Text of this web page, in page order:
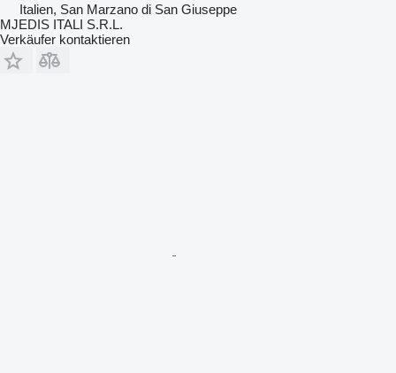
Italien, San Marzano di San Giuseppe
MJEDIS ITALI S.R.L.
Verkäufer kontaktieren